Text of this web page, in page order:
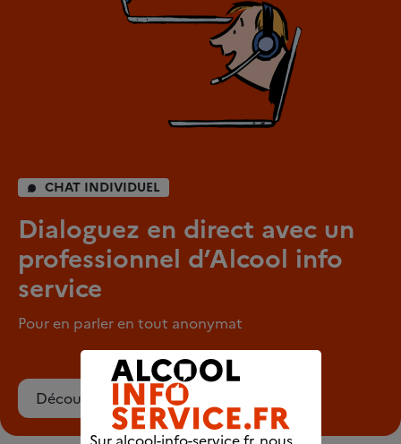
CHAT INDIVIDUEL
Dialoguez en direct avec un
professionnel d’Alcool info
service
Pour en parler en tout anonymat
Découvrez le chat